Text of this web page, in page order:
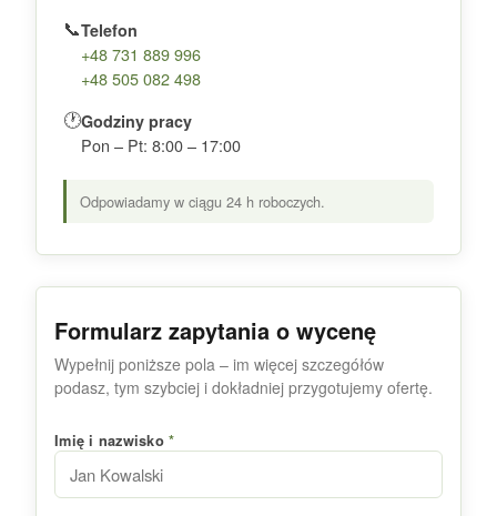
📞Telefon
+48 731 889 996
+48 505 082 498
🕐Godziny pracy
Pon – Pt: 8:00 – 17:00
Odpowiadamy w ciągu 24 h roboczych.
Formularz zapytania o wycenę
Wypełnij poniższe pola – im więcej szczegółów
podasz, tym szybciej i dokładniej przygotujemy ofertę.
Imię i nazwisko*